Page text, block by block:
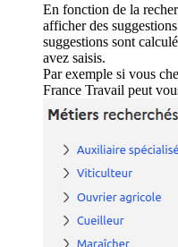
En fonction de la
afficher des
suggestions sont
avez saisis.
Par exemple si vous
France Travail peut